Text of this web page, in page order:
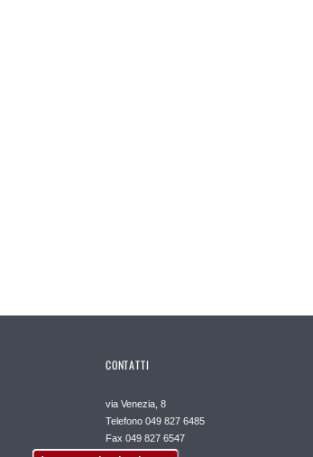
CONTATTI
via Venezia, 8
Telefono 049 827 6485
Fax 049 827 6547